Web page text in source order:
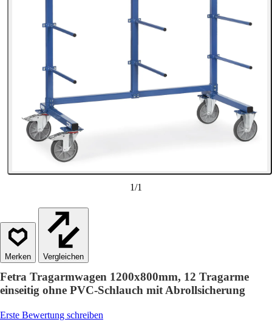
1/1
Vergleichen
Fetra Tragarmwagen 1200x800mm, 12 Tragarme
einseitig ohne PVC-Schlauch mit Abrollsicherung
Erste Bewertung schreiben